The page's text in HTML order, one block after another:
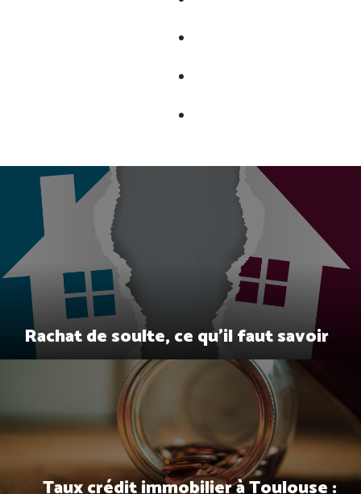
Rachat de soulte, ce qu’il faut savoir